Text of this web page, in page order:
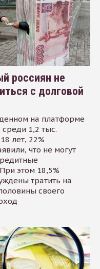
россиян не
с долговой
на платформе
среди 1,2 тыс.
лет, 22%
что не могут
этом 18,5%
тратить на
своего